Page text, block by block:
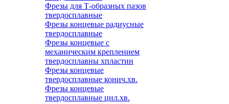
Фрезы для Т-образных пазов
твердосплавные
Фрезы концевые радиусные
твердосплавные
Фрезы концевые с
механическим креплением
твердосплавны хпластин
Фрезы концевые
твердосплавные конич.хв.
Фрезы концевые
твердосплавные цил.хв.